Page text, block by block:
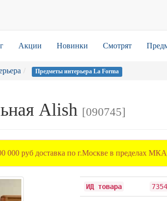
Акции Новинки Смотрят
Предметы интерьера La Forma
Alish [090745]
000 руб доставка по г.Москве в пределах
ИД товара